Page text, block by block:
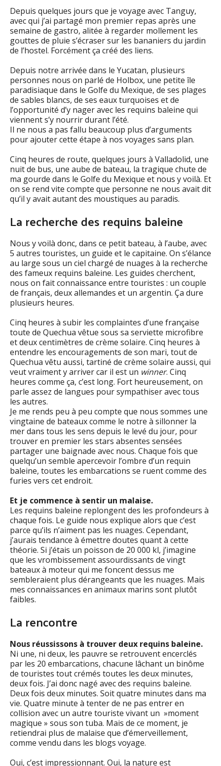
Depuis quelques jours que je voyage avec Tanguy,
avec qui j’ai partagé mon premier repas après une
semaine de gastro, alitée à regarder mollement les
gouttes de pluie s’écraser sur les bananiers du jardin
de l’hostel. Forcément ça créé des liens.
Depuis notre arrivée dans le Yucatan, plusieurs
personnes nous on parlé de Holbox, une petite île
paradisiaque dans le Golfe du Mexique, de ses plages
de sables blancs, de ses eaux turquoises et de
l’opportunité d’y nager avec les requins baleine qui
viennent s’y nourrir durant l’été.
Il ne nous a pas fallu beaucoup plus d’arguments
pour ajouter cette étape à nos voyages sans plan.
Cinq heures de route, quelques jours à Valladolid, une
nuit de bus, une aube de bateau, la tragique chute de
ma gourde dans le Golfe du Mexique et nous y voilà. Et
on se rend vite compte que personne ne nous avait dit
qu’il y avait autant des moustiques au paradis.
La recherche des requins baleine
Nous y voilà donc, dans ce petit bateau, à l’aube, avec
5 autres touristes, un guide et le capitaine. On s’élance
au large sous un ciel chargé de nuages à la recherche
des fameux requins baleine. Les guides cherchent,
nous on fait connaissance entre touristes : un couple
de français, deux allemandes et un argentin. Ça dure
plusieurs heures.
Cinq heures à subir les complaintes d’une française
toute de Quechua vêtue sous sa serviette microfibre
et deux centimètres de crème solaire. Cinq heures à
entendre les encouragements de son mari, tout de
Quechua vêtu aussi, tartiné de crème solaire aussi, qui
veut vraiment y arriver car il est un winner. Cinq
heures comme ça, c’est long. Fort heureusement, on
parle assez de langues pour sympathiser avec tous
les autres.
Je me rends peu à peu compte que nous sommes une
vingtaine de bateaux comme le notre à sillonner la
mer dans tous les sens depuis le levé du jour, pour
trouver en premier les stars absentes sensées
partager une baignade avec nous. Chaque fois que
quelqu’un semble apercevoir l’ombre d’un requin
baleine, toutes les embarcations se ruent comme des
furies vers cet endroit.
Et je commence à sentir un malaise.
Les requins baleine replongent des les profondeurs à
chaque fois. Le guide nous explique alors que c’est
parce qu’ils n’aiment pas les nuages. Cependant,
j’aurais tendance à émettre doutes quant à cette
théorie. Si j’étais un poisson de 20 000 kl, j’imagine
que les vrombissement assourdissants de vingt
bateaux à moteur qui me foncent dessus me
sembleraient plus dérangeants que les nuages. Mais
mes connaissances en animaux marins sont plutôt
faibles.
La rencontre
Nous réussissons à trouver deux requins baleine.
Ni une, ni deux, les pauvre se retrouvent encerclés
par les 20 embarcations, chacune lâchant un binôme
de touristes tout crémés toutes les deux minutes,
deux fois. J’ai donc nagé avec des requins baleine.
Deux fois deux minutes. Soit quatre minutes dans ma
vie. Quatre minute à tenter de ne pas entrer en
collision avec un autre touriste vivant un »moment
magique » sous son tuba. Mais de ce moment, je
retiendrai plus de malaise que d’émerveillement,
comme vendu dans les blogs voyage.
Oui, c’est impressionnant. Oui, la nature est